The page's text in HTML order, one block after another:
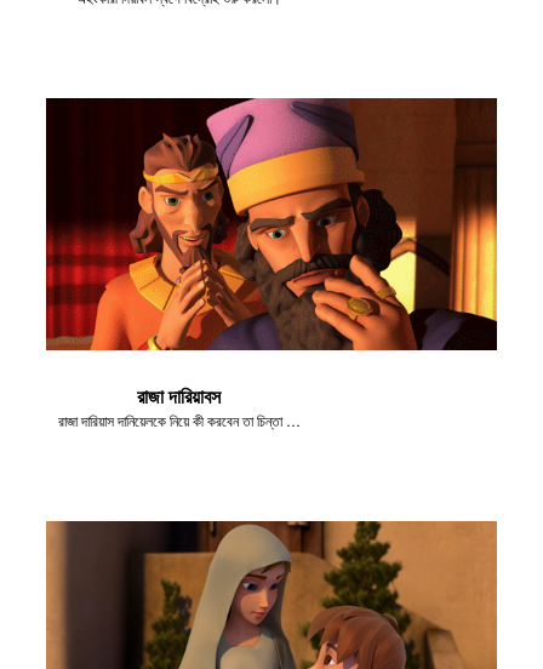
রাজা দারিয়াবস
রাজা দারিয়াস দানিয়েলকে নিয়ে কী করবেন তা চিন্তা নিয়ে করছেন।